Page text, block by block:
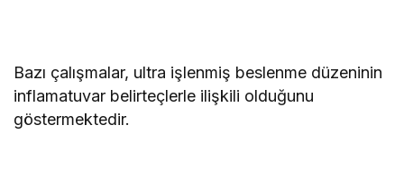
Bazı çalışmalar, ultra işlenmiş beslenme düzeninin
inflamatuvar belirteçlerle ilişkili olduğunu
göstermektedir.